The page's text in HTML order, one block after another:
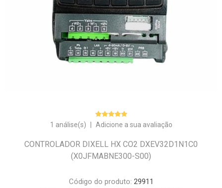
1 análise(s) Adicione a sua avaliação
CONTROLADOR DIXELL HX CO2 DXEV32D1N1C0
(X0JFMABNE300-S00)
Código do produto: 29911